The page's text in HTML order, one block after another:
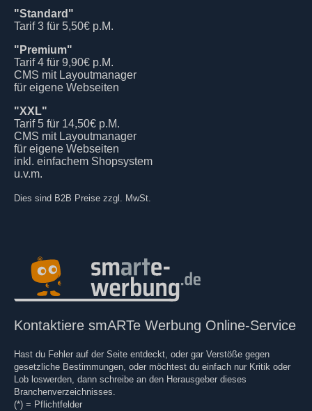
"Standard"
Tarif 3 für 5,50€ p.M.
"Premium"
Tarif 4 für 9,90€ p.M.
CMS mit Layoutmanager
für eigene Webseiten
"XXL"
Tarif 5 für 14,50€ p.M.
CMS mit Layoutmanager
für eigene Webseiten
inkl. einfachem Shopsystem
u.v.m.
Dies sind B2B Preise zzgl. MwSt.
Kontaktiere smARTe Werbung Online-Service
Hast du Fehler auf der Seite entdeckt, oder gar Verstöße gegen
gesetzliche Bestimmungen, oder möchtest du einfach nur Kritik oder
Lob loswerden, dann schreibe an den Herausgeber dieses
Branchenverzeichnisses.
(*) = Pflichtfelder